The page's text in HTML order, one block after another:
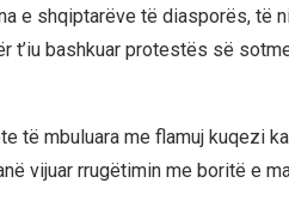
e shqiptarëve të diasporës, të
t’iu bashkuar protestës së
të mbuluara me flamuj kuqezi
vijuar rrugëtimin me boritë e